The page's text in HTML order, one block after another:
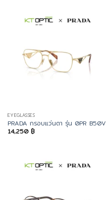
EYEGLASSES
PRADA กรอบแว่นตา รุ่น 0PR B50V
14,250 ฿